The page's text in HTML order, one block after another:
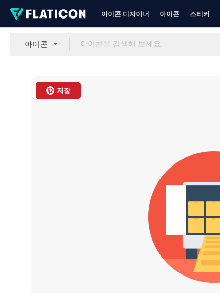
아이콘 디자이너 아이콘 스티커
아이콘
저장